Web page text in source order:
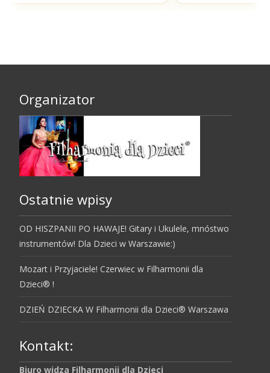
Organizator
Ostatnie wpisy
OD HISZPANII PO HAWAJE! Gitary i Ukulele, mnóstwo
instrumentów! Dla Dzieci w Warszawie:)
Mozart i Przyjaciele! Czerwiec w Filharmonii dla
Dzieci® !
DZIEŃ DZIECKA W Filharmonii dla Dzieci® Warszawa
Kontakt:
Biuro widza Filharmonii dla Dzieci